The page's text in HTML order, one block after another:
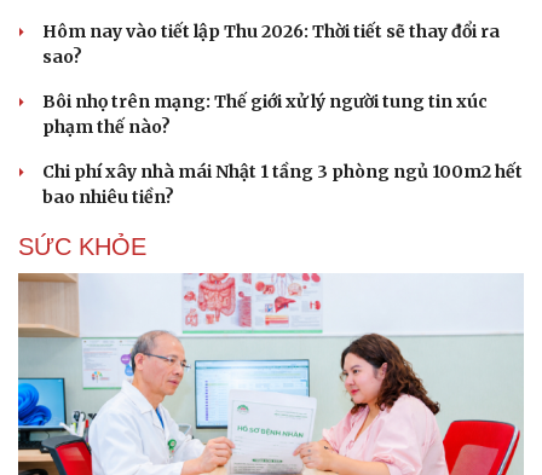
Hôm nay vào tiết lập Thu 2026: Thời tiết sẽ thay đổi ra
sao?
Bôi nhọ trên mạng: Thế giới xử lý người tung tin xúc
phạm thế nào?
Chi phí xây nhà mái Nhật 1 tầng 3 phòng ngủ 100m2 hết
bao nhiêu tiền?
SỨC KHỎE